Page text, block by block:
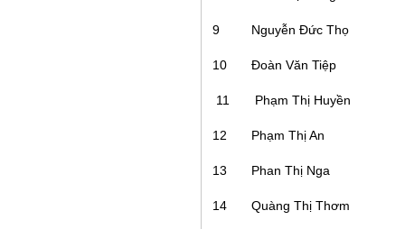
9 Nguyễn Đức Thọ
10 Đoàn Văn Tiệp
11 Phạm Thị Huyền
12 Phạm Thị An
13 Phan Thị Nga
14 Quàng Thị Thơm